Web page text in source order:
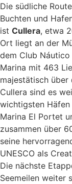
Die südliche
Buchten und
ist Cullera, etwa
Ort liegt an der
dem Club
Marina mit 463
majestätisch über
Cullera sind es
wichtigsten
Marina El Portet
zusammen über
seine
UNESCO als
Die nächste
Seemeilen weiter